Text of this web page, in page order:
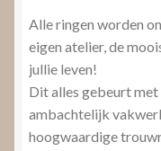
Alle ringen worden
eigen atelier, de
jullie leven!
Dit alles gebeurt
ambachtelijk
hoogwaardige